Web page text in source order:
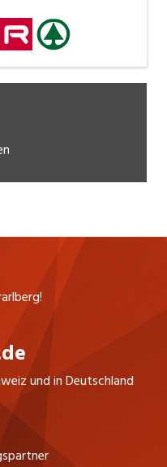
und in Deutschland